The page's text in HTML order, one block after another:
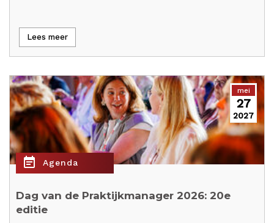
Lees meer
mei
27
2027
event_note Agenda
Dag van de Praktijkmanager 2026: 20e
editie